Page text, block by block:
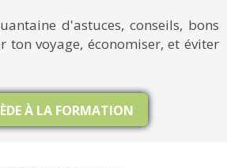
d'astuces, conseils, bons
ton voyage, économiser, et éviter
À LA FORMATION